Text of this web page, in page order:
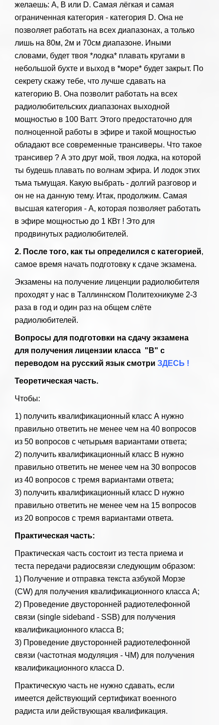
желаешь: A, B или D. Самая лёгкая и самая
ограниченная категория - категория D. Она не
позволяет работать на всех диапазонах, а только
лишь на 80м, 2м и 70см диапазоне. Иными
словами, будет твоя *лодка* плавать кругами в
небольшой бухте и выход в *море* будет закрыт. По
секрету скажу тебе, что лучше сдавать на
категорию B. Она позволит работать на всех
радиолюбительских диапазонах выходной
мощностью в 100 Ватт. Этого предостаточно для
полноценной работы в эфире и такой мощностью
обладают все современные трансиверы. Что такое
трансивер ? А это друг мой, твоя лодка, на которой
ты будешь плавать по волнам эфира. И лодок этих
тьма тьмущая. Какую выбрать - долгий разговор и
он не на данную тему. Итак, продолжим. Самая
высшая категория - А, которая позволяет работать
в эфире мощностью до 1 КВт ! Это для
продвинутых радиолюбителей.
2. После того, как ты определился с категорией,
самое время начать подготовку к сдаче экзамена.
Экзамены на получение лиценции радиолюбителя
проходят у нас в Таллиннском Политехникуме 2-3
раза в год и один раз на общем слёте
радиолюбителей.
Вопросы для подготовки на сдачу экзамена
для получения лицензии класса "B" с
переводом на русский язык смотри ЗДЕСЬ !
Теоретическая часть.
Чтобы:
1) получить квалификационный класс А нужно
правильно ответить не менее чем на 40 вопросов
из 50 вопросов с четырьмя вариантами ответа;
2) получить квалификационный класс В нужно
правильно ответить не менее чем на 30 вопросов
из 40 вопросов с тремя вариантами ответа;
3) получить квалификационный класс D нужно
правильно ответить не менее чем на 15 вопросов
из 20 вопросов с тремя вариантами ответа.
Практическая часть:
Практическая часть состоит из теста приема и
теста передачи радиосвязи следующим образом:
1) Получение и отправка текста азбукой Морзе
(CW) для получения квалификационного класса A;
2) Проведение двусторонней радиотелефонной
связи (single sideband - SSB) для получения
квалификационного класса B;
3) Проведение двусторонней радиотелефонной
связи (частотная модуляция - ЧМ) для получения
квалификационного класса D.
Практическую часть не нужно сдавать, если
имеется действующий сертификат военного
радиста или действующая квалификация.